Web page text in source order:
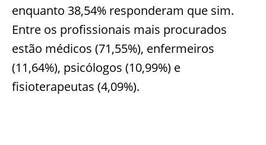
enquanto 38,54% responderam que sim.
Entre os profissionais mais procurados
estão médicos (71,55%), enfermeiros
(11,64%), psicólogos (10,99%) e
fisioterapeutas (4,09%).